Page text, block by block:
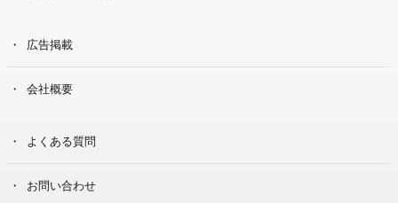
広告掲載
会社概要
よくある質問
お問い合わせ